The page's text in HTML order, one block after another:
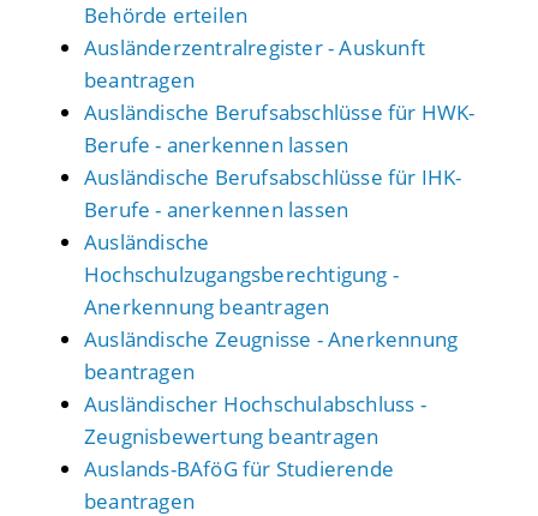
Behörde erteilen
Ausländerzentralregister - Auskunft
beantragen
Ausländische Berufsabschlüsse für HWK-
Berufe - anerkennen lassen
Ausländische Berufsabschlüsse für IHK-
Berufe - anerkennen lassen
Ausländische
Hochschulzugangsberechtigung -
Anerkennung beantragen
Ausländische Zeugnisse - Anerkennung
beantragen
Ausländischer Hochschulabschluss -
Zeugnisbewertung beantragen
Auslands-BAföG für Studierende
beantragen